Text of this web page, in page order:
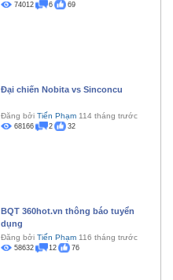
74012 6 69
Đại chiến Nobita vs Sinconcu
Đăng bởi Tiến Phạm 114 tháng trước
68166 2 32
BQT 360hot.vn thông báo tuyển
dụng
Đăng bởi Tiến Phạm 116 tháng trước
58632 12 76